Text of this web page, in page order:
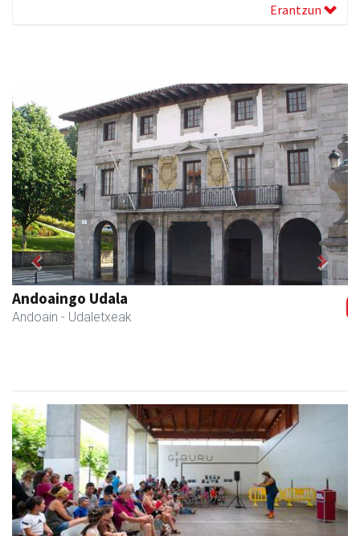
Erantzun
Andoaingo AEK euskaltegia
Andoain - Euskaltegiak
Previous Next